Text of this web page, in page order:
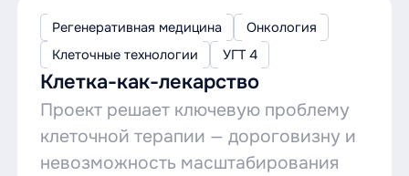
Регенеративная медицина
Онкология
Клеточные технологии
УГТ 4
Клетка-как-лекарство
Проект решает ключевую проблему
клеточной терапии — дороговизну и
невозможность масштабирования